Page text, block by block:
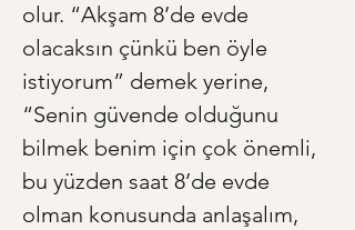
olur. “Akşam 8’de evde
olacaksın çünkü ben öyle
istiyorum” demek yerine,
“Senin güvende olduğunu
bilmek benim için çok önemli,
bu yüzden saat 8’de evde
olman konusunda anlaşalım,